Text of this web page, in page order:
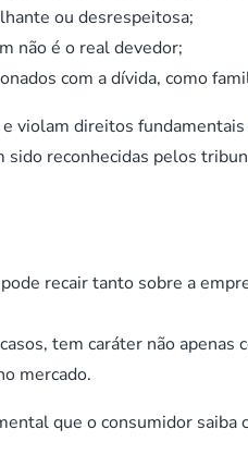
ou desrespeitosa;
não é o real devedor;
com a dívida, como
violam direitos
reconhecidas pelos
recair tanto sobre a
tem caráter não
mercado.
que o consumidor